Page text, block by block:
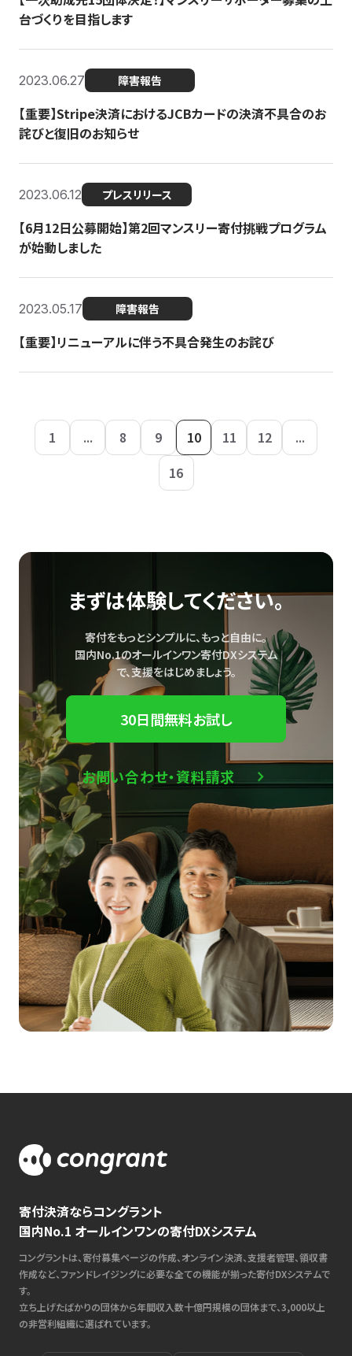
台づくりを目指します
2023.06.27 障害報告
【重要】Stripe決済におけるJCBカードの決済不具合のお
詫びと復旧のお知らせ
2023.06.12 プレスリリース
【6月12日公募開始】第2回マンスリー寄付挑戦プログラム
が始動しました
2023.05.17 障害報告
【重要】リニューアルに伴う不具合発生のお詫び
1 ... 8 9 10 11 12
...
16
まずは体験してください。
寄付をもっとシンプルに、もっと自由に。
国内No.1のオールインワン寄付DXシステム
で、支援をはじめましょう。
30日間無料お試し
お問い合わせ・資料請求
寄付決済ならコングラント
国内No.1 オールインワンの寄付DXシステム
コングラントは、寄付募集ページの作成、オンライン決済、支援者管理、領収書
作成など、ファンドレイジングに必要な全ての機能が揃った寄付DXシステムで
す。
立ち上げたばかりの団体から年間収入数十億円規模の団体まで、3,000以上
の非営利組織に選ばれています。